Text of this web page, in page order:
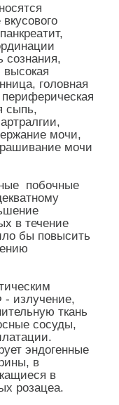
сознания,
высокая
головная
сыпь,
мочи,
мочи
побочные
в течение
бы повысить
излучение,
ткань
сосуды,
эндогенные
в
в
розацеа.